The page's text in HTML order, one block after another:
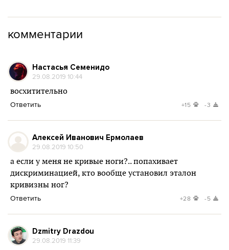
комментарии
Настасья Семенидо
29.08.2019 10:44
восхитительно
Ответить +15 -3
Алексей Иванович Ермолаев
29.08.2019 10:50
а если у меня не кривые ноги?.. попахивает
дискриминацией, кто вообще установил эталон
кривизны ног?
Ответить +28 -5
Dzmitry Drazdou
29.08.2019 11:39